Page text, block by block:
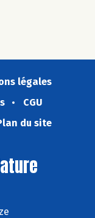
légales
CGU
du site